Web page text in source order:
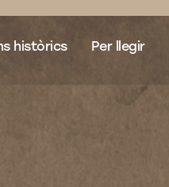
històrics Per llegir